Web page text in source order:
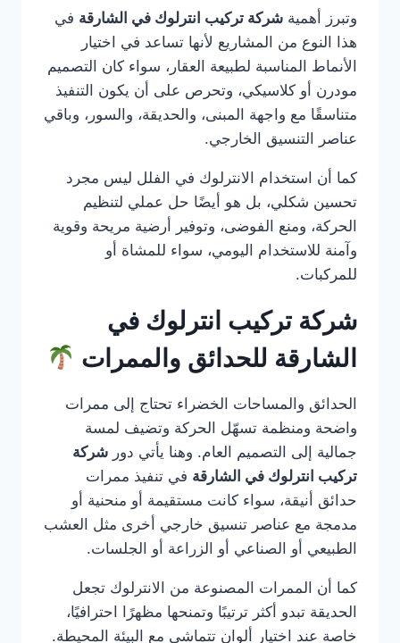
وتبرز أهمية شركة تركيب انترلوك في الشارقة في
هذا النوع من المشاريع لأنها تساعد في اختيار
الأنماط المناسبة لطبيعة العقار، سواء كان التصميم
مودرن أو كلاسيكي، وتحرص على أن يكون التنفيذ
متناسقًا مع واجهة المبنى، والحديقة، والسور، وباقي
عناصر التنسيق الخارجي.
كما أن استخدام الانترلوك في الفلل ليس مجرد
تحسين شكلي، بل هو أيضًا حل عملي لتنظيم
الحركة، ومنع الفوضى، وتوفير أرضية مريحة وقوية
وآمنة للاستخدام اليومي، سواء للمشاة أو
للمركبات.
شركة تركيب انترلوك في
الشارقة للحدائق والممرات
الحدائق والمساحات الخضراء تحتاج إلى ممرات
واضحة ومنظمة تسهّل الحركة وتضيف لمسة
جمالية إلى التصميم العام. وهنا يأتي دور شركة
تركيب انترلوك في الشارقة في تنفيذ ممرات
حدائق أنيقة، سواء كانت مستقيمة أو منحنية أو
مدمجة مع عناصر تنسيق خارجي أخرى مثل العشب
الطبيعي أو الصناعي أو الزراعة أو الجلسات.
كما أن الممرات المصنوعة من الانترلوك تجعل
الحديقة تبدو أكثر ترتيبًا وتمنحها مظهرًا احترافيًا،
خاصة عند اختيار ألوان تتماشى مع البيئة المحيطة.